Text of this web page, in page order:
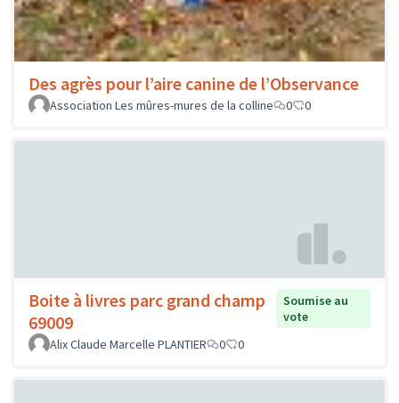
Des agrès pour l’aire canine de l’Observance
Association Les mûres-mures de la colline 0 0
Boite à livres parc grand champ
69009
Soumise au
vote
Alix Claude Marcelle PLANTIER
0 0